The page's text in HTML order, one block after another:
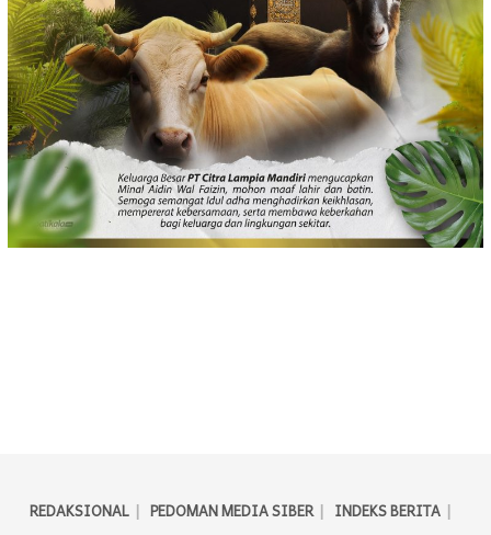
REDAKSIONAL PEDOMAN MEDIA SIBER INDEKS BERITA